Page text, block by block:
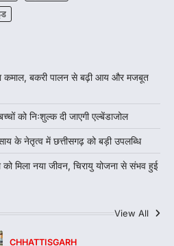
कमाल, बकरी पालन से बढ़ी आय और मजबूत
को निःशुल्क दी जाएगी एल्बेंडाजोल
के नेतृत्व में छत्तीसगढ़ को बड़ी उपलब्धि
मिला नया जीवन, चिरायु योजना से संभव हुई
View All
CHHATTISGARH